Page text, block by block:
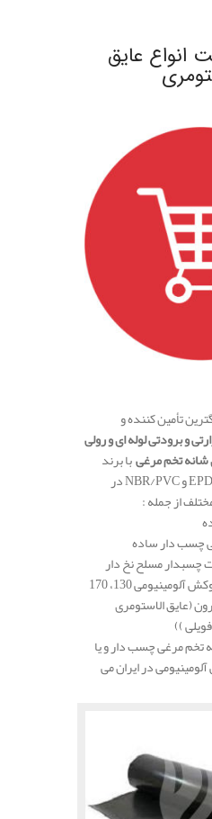
انواع عایق
تأمین کننده و
و برودتی لوله ای و رولی
شانه تخم مرغیبا برند
STI FLEX از جنس EPDM و NBR/PVC در
از جمله :
4- عایق الاستومری با روکش آلومینیومی 130، 170
و 230 میکرون (عایق الاستومری
))
تخم مرغی چسب دار و یا
در ایران می